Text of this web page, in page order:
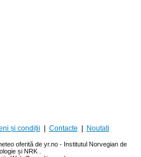
și condiții Contacte Noutati
oferită de yr.no - Institutul Norvegian de
și NRK